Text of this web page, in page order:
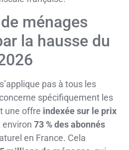
ménages
la hausse du
pas à tous les
spécifiquement les
une offre indexée sur le prix
environ 73 % des abonnés
en France. Cela